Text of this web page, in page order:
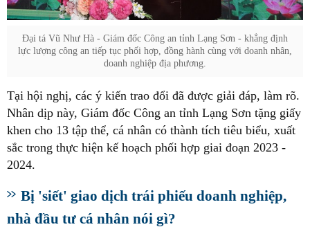
Đại tá Vũ Như Hà - Giám đốc Công an tỉnh Lạng Sơn - khẳng định
lực lượng công an tiếp tục phối hợp, đồng hành cùng với doanh nhân,
doanh nghiệp địa phương.
Tại hội nghị, các ý kiến trao đổi đã được giải đáp, làm rõ.
Nhân dịp này, Giám đốc Công an tỉnh Lạng Sơn tặng giấy
khen cho 13 tập thể, cá nhân có thành tích tiêu biểu, xuất
sắc trong thực hiện kế hoạch phối hợp giai đoạn 2023 -
2024.
Bị 'siết' giao dịch trái phiếu doanh nghiệp,
nhà đầu tư cá nhân nói gì?